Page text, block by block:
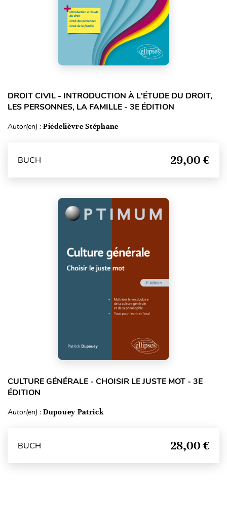
DROIT CIVIL - INTRODUCTION À L'ÉTUDE DU DROIT,
LES PERSONNES, LA FAMILLE - 3E ÉDITION
Autor(en) : Piédelièvre Stéphane
BUCH 29,00 €
CULTURE GÉNÉRALE - CHOISIR LE JUSTE MOT - 3E
ÉDITION
Autor(en) : Dupouey Patrick
BUCH 28,00 €